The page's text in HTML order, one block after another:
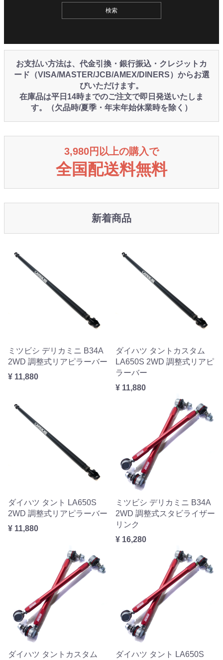
お支払い方法は、代金引換・銀行振込・クレジットカ
ード（VISA/MASTER/JCB/AMEX/DINERS）からお選
びいただけます。
在庫品は平日14時までのご注文で即日発送いたしま
す。（欠品時/夏季・年末年始休業時を除く）
3,980円以上の購入で
全国配送料無料
新着商品
ミツビシ デリカミニ B34A
2WD 調整式リアピラーバー
¥ 11,880
ダイハツ タントカスタム
LA650S 2WD 調整式リアピ
ラーバー
¥ 11,880
ダイハツ タント LA650S
2WD 調整式リアピラーバー
¥ 11,880
ミツビシ デリカミニ B34A
2WD 調整式スタビライザー
リンク
¥ 16,280
ダイハツ タントカスタム
ダイハツ タント LA650S